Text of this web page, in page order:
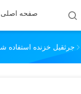
صفحه اصلی
جرثقیل خزنده استفاده شده با ظرفیت بارگذاری 100 تن 128 متر در دقیقه